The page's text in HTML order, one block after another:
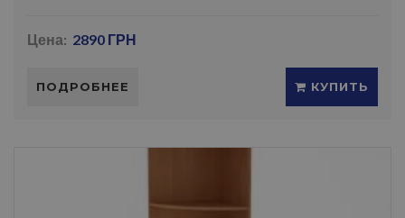
Цена: 2890 ГРН
ПОДРОБНЕЕ КУПИТЬ